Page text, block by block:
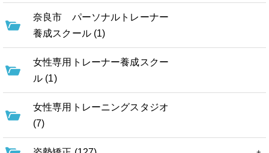
奈良市 パーソナルトレーナー
養成スクール (1)
女性専用トレーナー養成スクー
ル (1)
女性専用トレーニングスタジオ
(7)